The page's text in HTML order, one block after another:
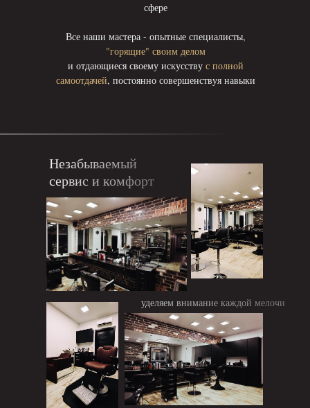
сфере
Все наши мастера - опытные специалисты,
"горящие" своим делом
и отдающиеся своему искусству с полной
самоотдачей, постоянно совершенствуя навыки
Незабываемый
сервис и комфорт
уделяем внимание каждой мелочи